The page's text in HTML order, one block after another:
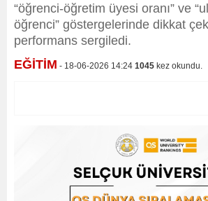
“öğrenci-öğretim üyesi oranı” ve
öğrenci” göstergelerinde dikkat
performans sergiledi.
EĞİTİM - 18-06-2026 14:24 1045 kez okundu.